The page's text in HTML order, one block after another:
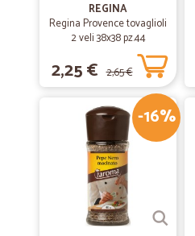
REGINA
Regina Provence tovaglioli
2 veli 38x38 pz.44
2,25 € 2,65 €
-16%